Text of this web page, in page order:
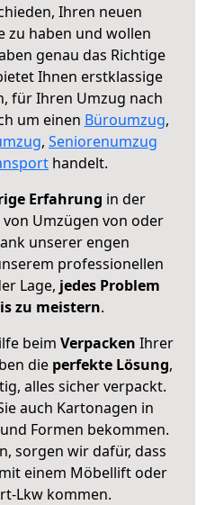
Ihren neuen
zu haben und wollen
genau das Richtige
Ihnen erstklassige
für Ihren Umzug nach
um einen Büroumzug,
, Seniorenumzug
handelt.
Erfahrung in der
Umzügen von oder
unserer engen
professionellen
Lage, jedes Problem
zu meistern.
beim Verpacken Ihrer
die perfekte Lösung,
alles sicher verpackt.
auch Kartonagen in
Formen bekommen.
sorgen wir dafür, dass
einem Möbellift oder
Lkw kommen.